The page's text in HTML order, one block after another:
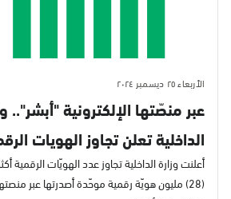
الأربعاء ٢٥ ديسمبر ٢٠٢٤
عبر منصّتها الإلكترونية "أبشر"..
الداخلية تعلن تجاوز الهويات
28 مليونًا
أعلنت وزارة الداخلية تجاوز عدد الهويّات الرقمية
(28) مليون هويّة رقمية موحّدة أصدرتها عبر